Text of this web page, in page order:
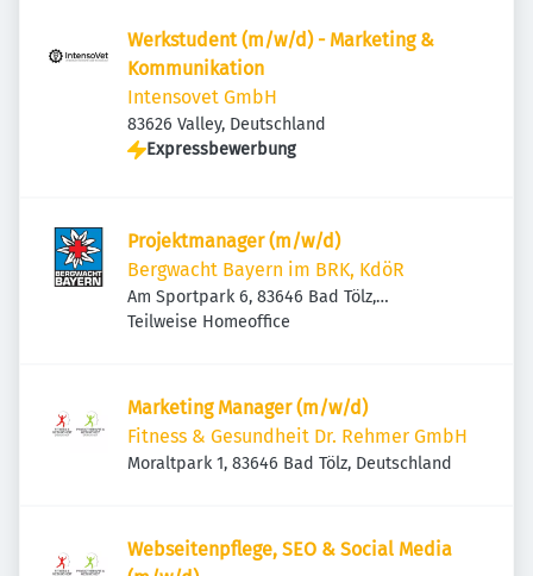
Werkstudent (m/w/d) - Marketing &
Kommunikation
Intensovet GmbH
83626 Valley, Deutschland
Expressbewerbung
Projektmanager (m/w/d)
Bergwacht Bayern im BRK, KdöR
Am Sportpark 6, 83646 Bad Tölz,
Deutschland
Teilweise Homeoffice
Marketing Manager (m/w/d)
Fitness & Gesundheit Dr. Rehmer GmbH
Moraltpark 1, 83646 Bad Tölz, Deutschland
Webseitenpflege, SEO & Social Media